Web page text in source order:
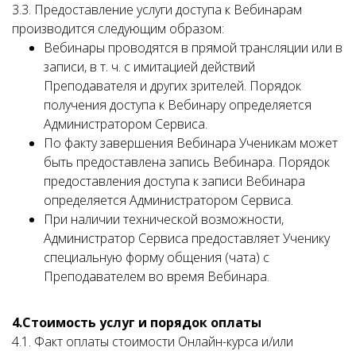
3.3. Предоставление услуги доступа к Вебинарам
производится следующим образом:
Вебинары проводятся в прямой трансляции или в
записи, в т. ч. с имитацией действий
Преподавателя и других зрителей. Порядок
получения доступа к Вебинару определяется
Администратором Сервиса.
По факту завершения Вебинара Ученикам может
быть предоставлена запись Вебинара. Порядок
предоставления доступа к записи Вебинара
определяется Администратором Сервиса.
При наличии технической возможности,
Администратор Сервиса предоставляет Ученику
специальную форму общения (чата) с
Преподавателем во время Вебинара.
4.Стоимость услуг и порядок оплаты
4.1. Факт оплаты стоимости Онлайн-курса и/или